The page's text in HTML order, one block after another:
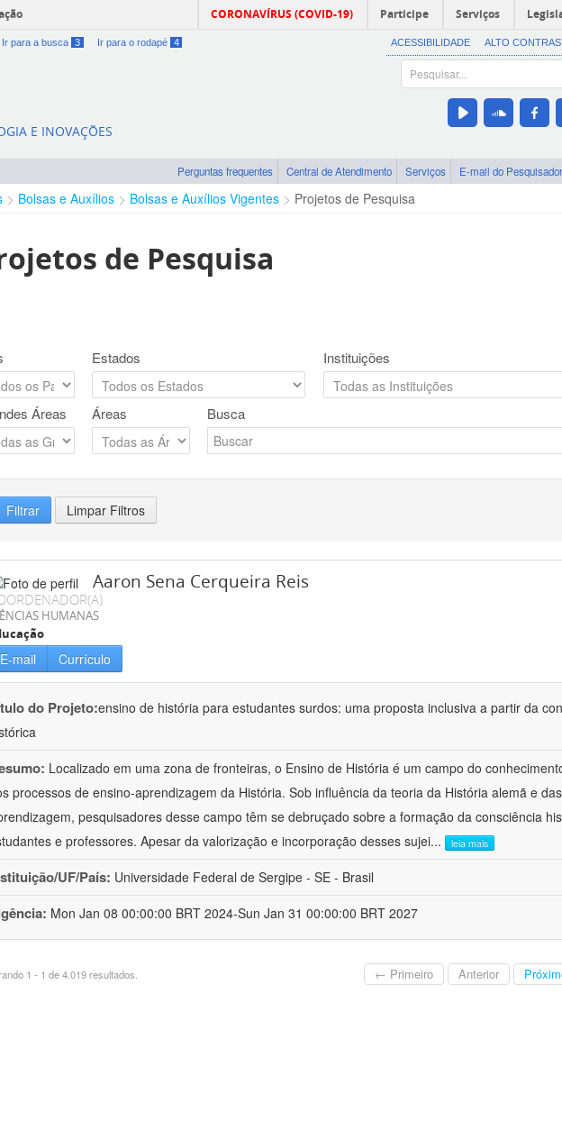
CORONAVÍRUS (COVID-19) Participe Serviços
Ir para a busca 3 Ir para o rodapé 4 ACESSIBILIDADE ALTO
E INOVAÇÕES
Perguntas frequentes Central de Atendimento Serviços E-mail do Pesquisador
Bolsas e Auxílios Bolsas e Auxílios Vigentes Projetos de Pesquisa
de Pesquisa
Estados Instituições
Áreas Áreas Busca
Filtrar Limpar Filtros
Aaron Sena Cerqueira Reis
HUMANAS
E-mail Currículo
do Projeto:ensino de história para estudantes surdos: uma proposta inclusiva a partir da
Localizado em uma zona de fronteiras, o Ensino de História é um campo do
processos de ensino-aprendizagem da História. Sob influência da teoria da História alemã e
pesquisadores desse campo têm se debruçado sobre a formação da consciência
e professores. Apesar da valorização e incorporação desses sujei... leia mais
UF/País: Universidade Federal de Sergipe - SE - Brasil
Mon Jan 08 00:00:00 BRT 2024-Sun Jan 31 00:00:00 BRT 2027
1 - 1 de 4.019 resultados. ← Primeiro Anterior